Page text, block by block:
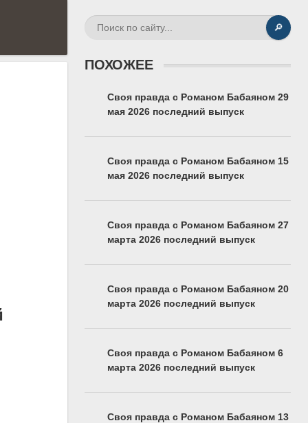
🔎
ПОХОЖЕЕ
Своя правда с Романом Бабаяном 29
мая 2026 последний выпуск
Своя правда с Романом Бабаяном 15
мая 2026 последний выпуск
Своя правда с Романом Бабаяном 27
марта 2026 последний выпуск
Своя правда с Романом Бабаяном 20
марта 2026 последний выпуск
Своя правда с Романом Бабаяном 6
марта 2026 последний выпуск
Своя правда с Романом Бабаяном 13